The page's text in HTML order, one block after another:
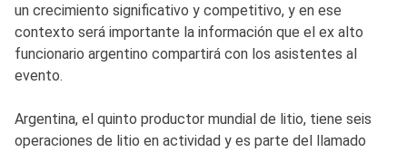
un crecimiento significativo y competitivo, y en ese
contexto será importante la información que el ex alto
funcionario argentino compartirá con los asistentes al
evento.
Argentina, el quinto productor mundial de litio, tiene seis
operaciones de litio en actividad y es parte del llamado